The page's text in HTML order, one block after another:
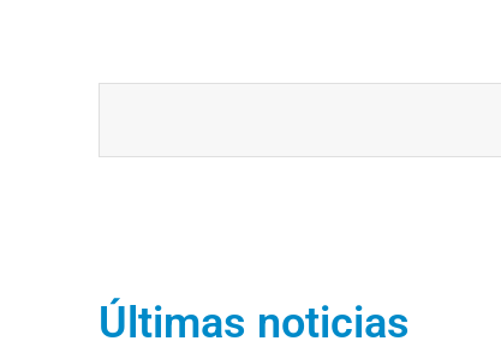
Últimas noticias